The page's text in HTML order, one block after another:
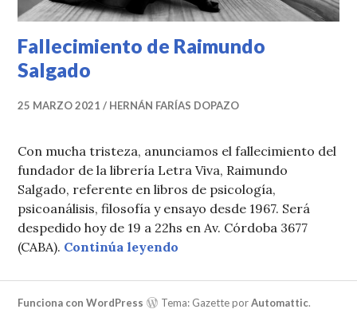
Fallecimiento de Raimundo
Salgado
25 MARZO 2021 HERNÁN FARÍAS DOPAZO
Con mucha tristeza, anunciamos el fallecimiento del
fundador de la librería Letra Viva, Raimundo
Salgado, referente en libros de psicología,
psicoanálisis, filosofía y ensayo desde 1967. Será
despedido hoy de 19 a 22hs en Av. Córdoba 3677
(CABA). Continúa leyendo
Funciona con WordPress Tema: Gazette porAutomattic.